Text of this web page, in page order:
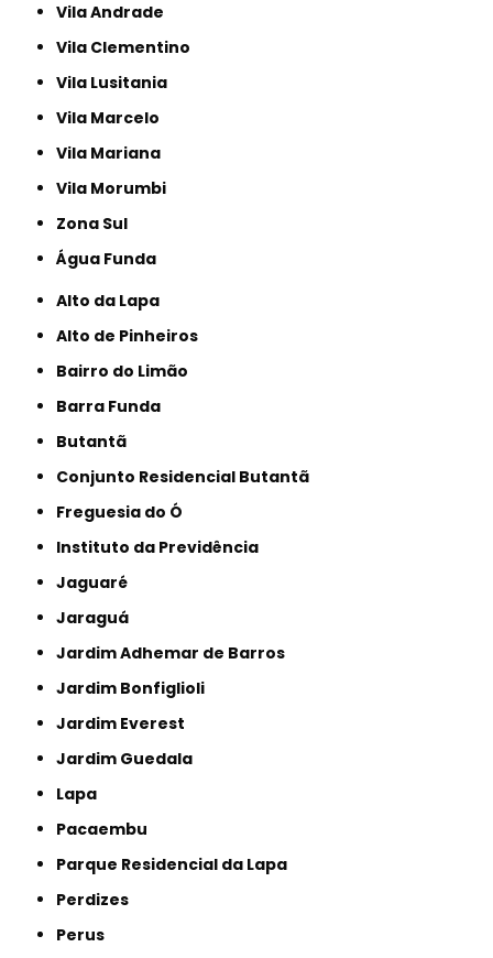
Vila Andrade
Vila Clementino
Vila Lusitania
Vila Marcelo
Vila Mariana
Vila Morumbi
Zona Sul
Água Funda
Alto da Lapa
Alto de Pinheiros
Bairro do Limão
Barra Funda
Butantã
Conjunto Residencial Butantã
Freguesia do Ó
Instituto da Previdência
Jaguaré
Jaraguá
Jardim Adhemar de Barros
Jardim Bonfiglioli
Jardim Everest
Jardim Guedala
Lapa
Pacaembu
Parque Residencial da Lapa
Perdizes
Perus